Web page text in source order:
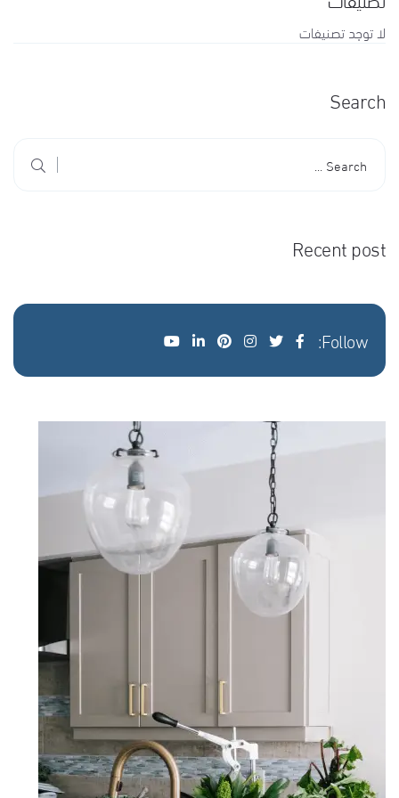
لا توجد تصنيفات
Search
Recent post
Follow: